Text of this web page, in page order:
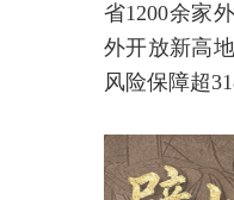
省1200余家
外开放新高
风险保障超